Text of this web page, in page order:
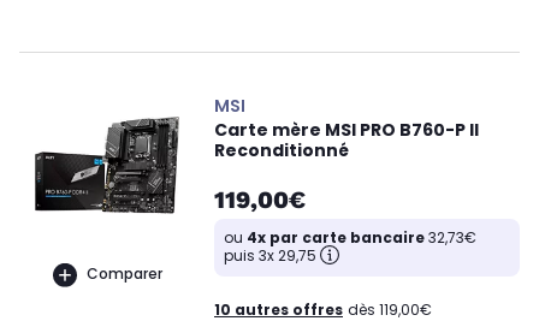
Comparer
MSI
Carte mère MSI PRO B760-P II
Reconditionné
119,00€
ou 4x par carte bancaire32,73€
puis 3x 29,75
10 autres offres dès 119,00€